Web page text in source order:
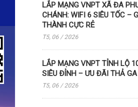
LẮP MẠNG VNPT XÃ ĐA
CHÁNH: WIFI 6 SIÊU TỐC –
THÀNH CỰC RẺ
T5, 06 / 2026
LẮP MẠNG VNPT TỈNH LỘ
SIÊU ĐỈNH – ƯU ĐÃI THẢ GA
T5, 06 / 2026